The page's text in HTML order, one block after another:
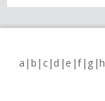
a b c d e f g h